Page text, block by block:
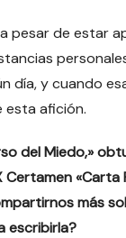
pesar de estar
día, y cuando
esta afición.
del Miedo,»
Certamen «Carta
más
escribirla?